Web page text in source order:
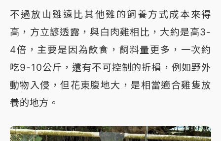
不過放山雞遠比其他雞的飼養方式成本來得
高，方立諺透露，與白肉雞相比，大約是高3-
4倍，主要是因為飲食，飼料量更多，一次約
吃9-10公斤，還有不可控制的折損，例如野外
動物入侵，但花東腹地大，是相當適合雞隻放
養的地方。